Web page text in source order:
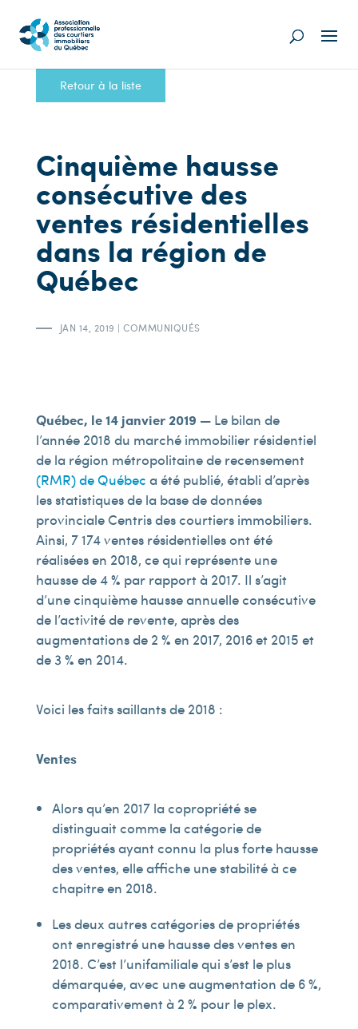
Retour à la liste
Cinquième hausse
consécutive des
ventes résidentielles
dans la région de
Québec
JAN 14, 2019 |COMMUNIQUÉS
Québec, le 14 janvier 2019 —Le bilan de
l’année 2018 du marché immobilier résidentiel
de la région métropolitaine de recensement
(RMR) de Québec a été publié, établi d’après
les statistiques de la base de données
provinciale Centris des courtiers immobiliers.
Ainsi, 7 174 ventes résidentielles ont été
réalisées en 2018, ce qui représente une
hausse de 4 % par rapport à 2017. Il s’agit
d’une cinquième hausse annuelle consécutive
de l’activité de revente, après des
augmentations de 2 % en 2017, 2016 et 2015 et
de 3 % en 2014.
Voici les faits saillants de 2018 :
Ventes
Alors qu’en 2017 la copropriété se
distinguait comme la catégorie de
propriétés ayant connu la plus forte hausse
des ventes, elle affiche une stabilité à ce
chapitre en 2018.
Les deux autres catégories de propriétés
ont enregistré une hausse des ventes en
2018. C’est l’unifamiliale qui s’est le plus
démarquée, avec une augmentation de 6 %,
comparativement à 2 % pour le plex.